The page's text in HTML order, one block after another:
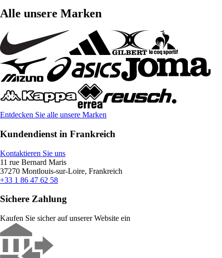
Alle unsere Marken
Entdecken Sie alle unsere Marken
Kundendienst in Frankreich
Kontaktieren Sie uns
11 rue Bernard Maris
37270 Montlouis-sur-Loire, Frankreich
+33 1 86 47 62 58
Sichere Zahlung
Kaufen Sie sicher auf unserer Website ein